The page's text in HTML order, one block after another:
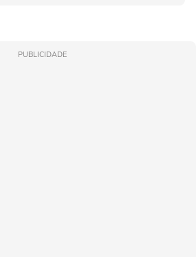
PUBLICIDADE